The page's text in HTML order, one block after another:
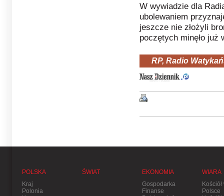
W wywiadzie dla
ubolewaniem
jeszcze nie złożyli
poczętych minęło już
RP, Radio
POLSKA
Kraj
Polonia
ŚWIAT
EKONOMIA
Gospodarka
Finanse
WIARA
Kościół
Polsce